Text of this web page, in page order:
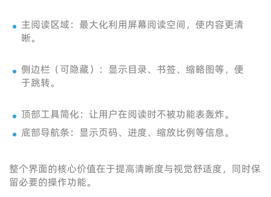
主阅读区域：最大化利用屏幕阅读空间，使内容更清
晰。
侧边栏（可隐藏）：显示目录、书签、缩略图等，便
于跳转。
顶部工具简化：让用户在阅读时不被功能表轰炸。
底部导航条：显示页码、进度、缩放比例等信息。
整个界面的核心价值在于提高清晰度与视觉舒适度，同时保
留必要的操作功能。